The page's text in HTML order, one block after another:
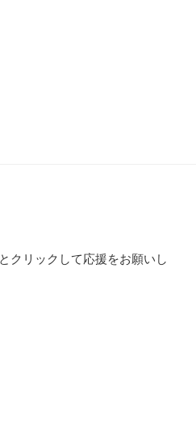
クリックして応援をお願いし